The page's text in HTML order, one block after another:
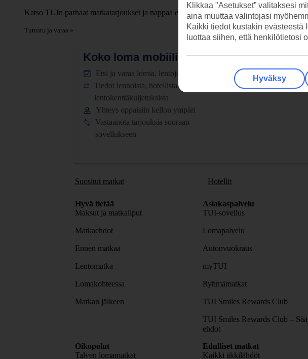
Katso TUIn parhaat matkatarjoukset ja nappaa edullinen loma lämpimälle hiekalle!
Tutustu ja varaa »
Koko loma mobiilissa.Lataa TUI-sovellus
Etsi ja varaa lomia, lentoja ja hotelleja
Tiedot lennoista, hotellista ja
lentokenttäkuljetuksista
Yhteys oppaisiin kellon ympäri
Vastaanota tarjouksia suoraan
sovellukseen
Lataa sovellus
QR-koodi puhelimesi
Suositut matkat Hotellit
Hyvä tietää
Maksut ja matkaliput
Matkaehdot
Ennen matkaa
Lentomatka
Lomakohteessa
Matkan jälkeen
Asiakaspalvelu
TUI-sovellus
Lomapalvelu
Autonvuokraus
myTUI
Ryhmämatkat
TUI Smiles Rewards Club
TUI Smiles Rewards Club –
ehdot
Oikopolut
Talven lomamatkat
Edulliset matkat
Kaikki äkkilähdöt
Klikkaa "Asetukset” valitaksesi
aina muuttaa valintojasi
Kaikki tiedot kustakin evästeestä
luottaa siihen, että henkilötietosi
Hyväksy